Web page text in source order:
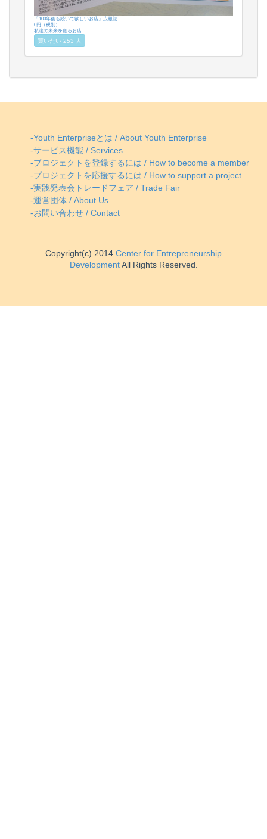
「100年後も続いて欲しいお店」広報誌
0円（税別）
私達の未来を創るお店
買いたい 253 人
-Youth Enterpriseとは / About Youth Enterprise
-サービス機能 / Services
-プロジェクトを登録するには / How to become a member
-プロジェクトを応援するには / How to support a project
-実践発表会トレードフェア / Trade Fair
-運営団体 / About Us
-お問い合わせ / Contact
Copyright(c) 2014 Center for Entrepreneurship
DevelopmentAll Rights Reserved.